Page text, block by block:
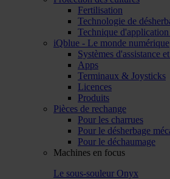
Fertilisation
Technologie de
Technique
iQblue - Le monde numérique
Systèmes d'assistance
Apps
Terminaux & Joysticks
Licences
Produits
Pièces de rechange
Pour les charrues
Pour le désherbage
Pour le déchaumage
Machines en focus
Le sous-souleur Onyx